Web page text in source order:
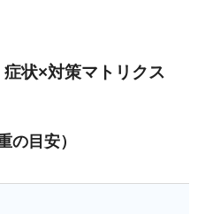
状×対策マトリクス
の目安）